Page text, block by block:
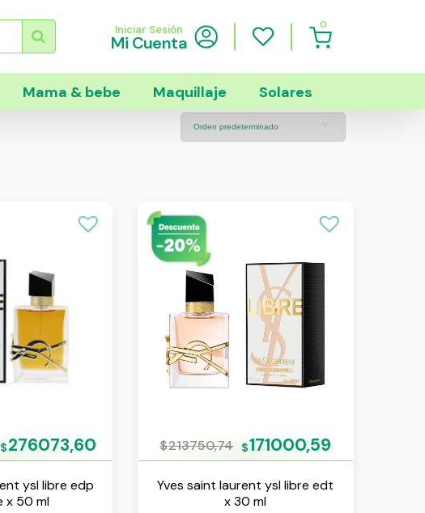
Iniciar Sesión
Mi Cuenta
0
Mama & bebe Maquillaje Solares
$276073,60
ysl libre edp
x 50 ml
$213750,74 $171000,59
Yves saint laurent ysl libre edt
x 30 ml